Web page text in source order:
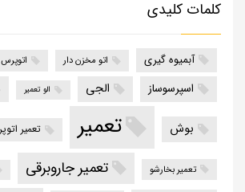
کلمات کلیدی
آبمیوه گیری اتو مخزن دار اتوپرس
اسپرسوساز الجی الو تعمیر
بوش تعمیر تعمیر
تعمیر بخارشو تعمیر جاروبرقی